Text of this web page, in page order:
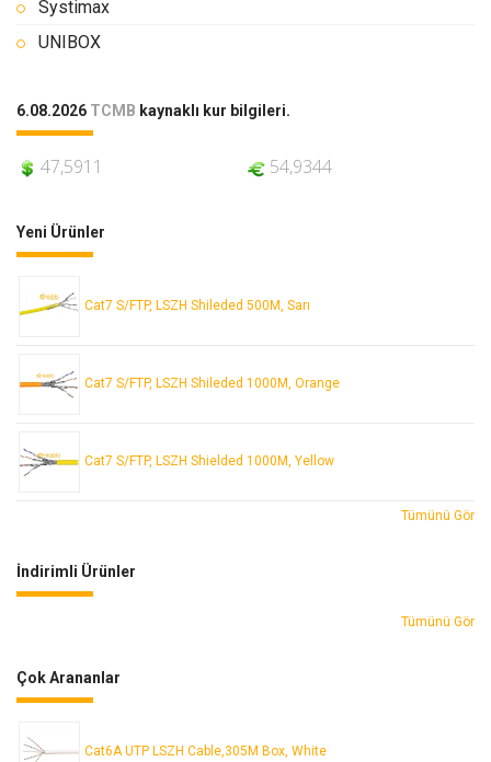
Systimax
UNIBOX
6.08.2026 TCMB kaynaklı kur bilgileri.
47,5911 54,9344
Yeni Ürünler
Cat7 S/FTP, LSZH Shileded 500M, Sarı
Cat7 S/FTP, LSZH Shileded 1000M, Orange
Cat7 S/FTP, LSZH Shielded 1000M, Yellow
Tümünü Gör
İndirimli Ürünler
Tümünü Gör
Çok Arananlar
Cat6A UTP LSZH Cable,305M Box, White